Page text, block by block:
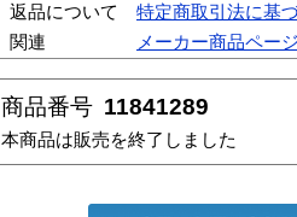
返品について
特定商取引法に基
関連
メーカー商品ペー
商品番号 11841289
本商品は販売を終了しました